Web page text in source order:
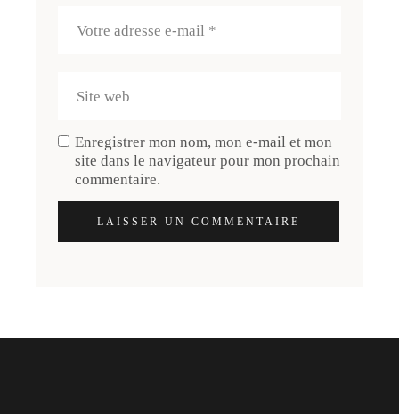
Enregistrer mon nom, mon e-mail et mon
site dans le navigateur pour mon prochain
commentaire.
LAISSER UN COMMENTAIRE